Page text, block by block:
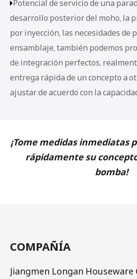
Potencial de servicio de una
desarrollo posterior del moho, la
por inyección, las necesidades de
ensamblaje, también podemos
de integración perfectos,
entrega rápida de un concepto a
ajustar de acuerdo con la
¡Tome medidas inmediatas
rápidamente su
bomba!
COMPAÑÍA
Jiangmen Longan